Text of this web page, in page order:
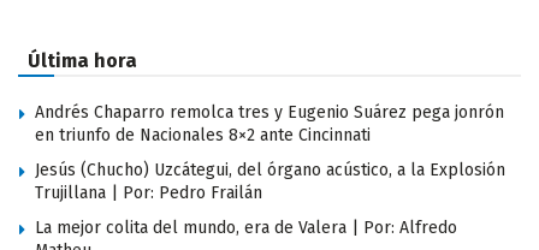
Última hora
Andrés Chaparro remolca tres y Eugenio Suárez pega jonrón
en triunfo de Nacionales 8×2 ante Cincinnati
Jesús (Chucho) Uzcátegui, del órgano acústico, a la Explosión
Trujillana | Por: Pedro Frailán
La mejor colita del mundo, era de Valera | Por: Alfredo